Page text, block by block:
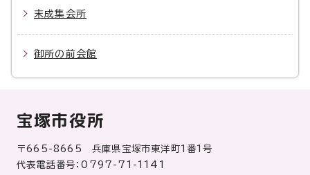
末成集会所
御所の前会館
宝塚市役所
〒665-8665 兵庫県宝塚市東洋町1番1号
代表電話番号：0797-71-1141